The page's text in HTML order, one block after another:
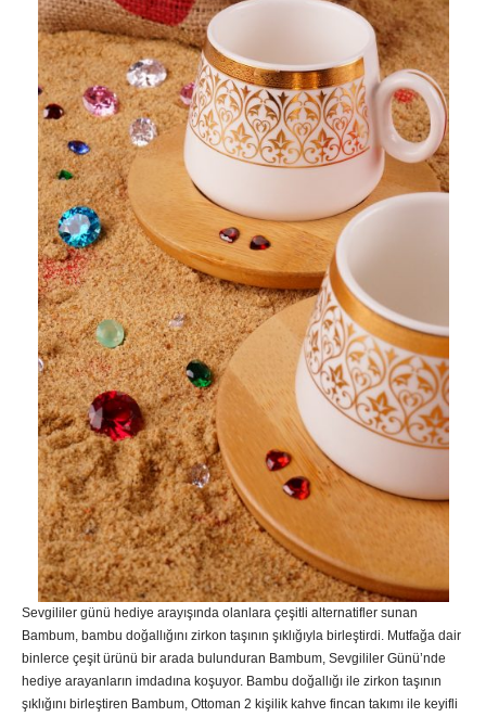
Sevgililer günü hediye arayışında olanlara çeşitli alternatifler sunan
Bambum, bambu doğallığını zirkon taşının şıklığıyla birleştirdi. Mutfağa dair
binlerce çeşit ürünü bir arada bulunduran Bambum, Sevgililer Günü’nde
hediye arayanların imdadına koşuyor. Bambu doğallığı ile zirkon taşının
şıklığını birleştiren Bambum, Ottoman 2 kişilik kahve fincan takımı ile keyifli